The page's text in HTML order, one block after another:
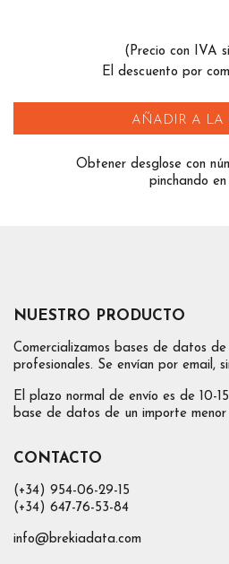
(Precio con IVA
El descuento por
AÑADIR A LA
Obtener desglose con
pinchando
NUESTRO PRODUCTO
Comercializamos bases de datos de
profesionales. Se envían por email,
El plazo normal de envío es de 10-
base de datos de un importe
CONTACTO
(+34) 954-06-29-15
(+34) 647-76-53-84
info@brekiadata.com